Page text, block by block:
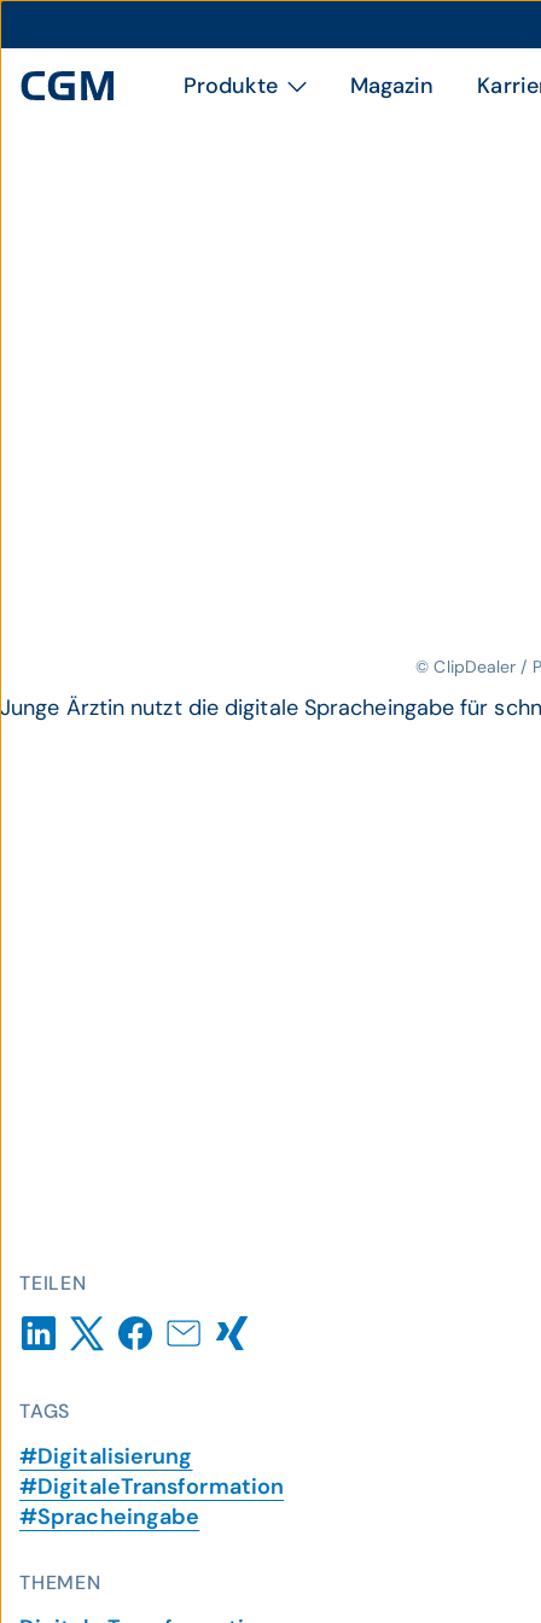
Produkte Magazin
© ClipDealer /
Junge Ärztin nutzt die digitale Spracheingabe für
TEILEN
TAGS
#Digitalisierung
#DigitaleTransformation
#Spracheingabe
THEMEN